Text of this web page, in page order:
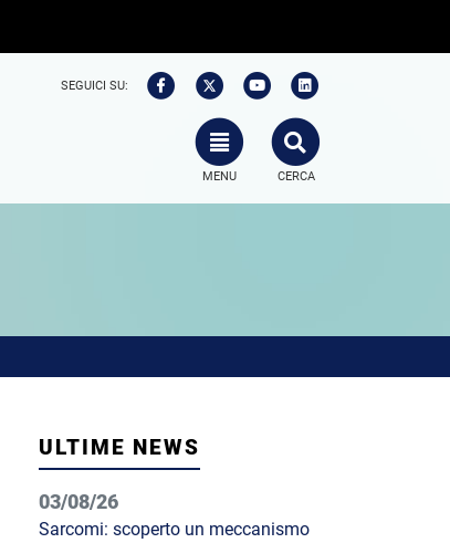
SEGUICI SU:
TOGGLE NAVIGATION
MENU
SEARCH
CERCA
ULTIME NEWS
03/08/26
Sarcomi: scoperto un meccanismo